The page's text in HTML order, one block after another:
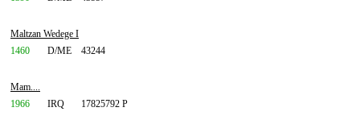
Maltzan Wedege I
1460
D/ME 43244
Mam....
1966
IRQ 17825792 P